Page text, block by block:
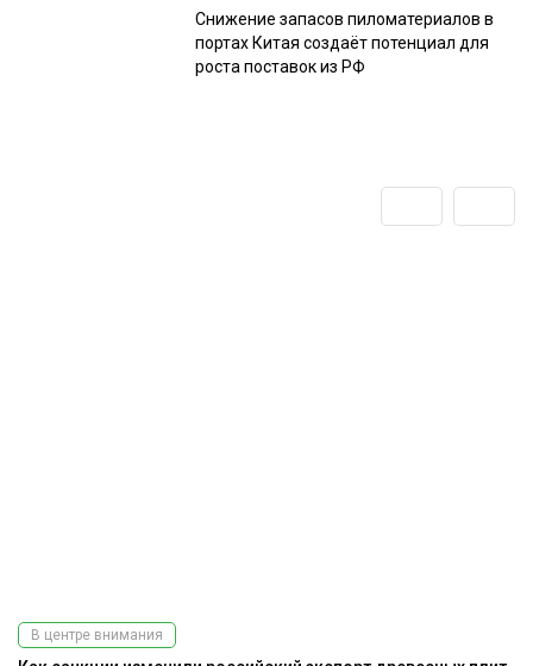
Снижение запасов пиломатериалов в
портах Китая создаёт потенциал для
роста поставок из РФ
В центре внимания